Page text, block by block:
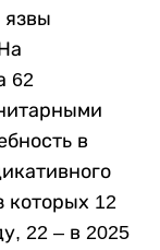
язвы
62
в
которых 12
22 – в 2025